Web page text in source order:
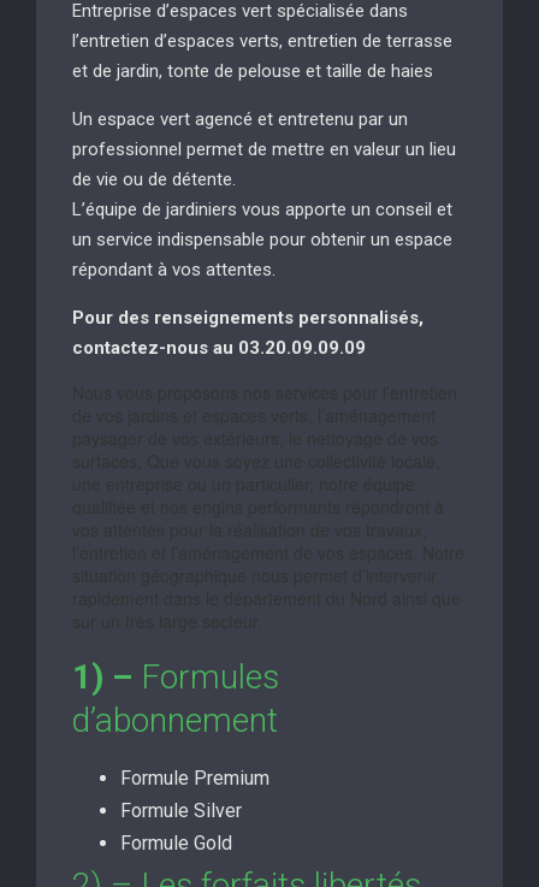
Entreprise d’espaces vert spécialisée dans
l’entretien d’espaces verts, entretien de terrasse
et de jardin, tonte de pelouse et taille de haies
Un espace vert agencé et entretenu par un
professionnel permet de mettre en valeur un lieu
de vie ou de détente.
L’équipe de jardiniers vous apporte un conseil et
un service indispensable pour obtenir un espace
répondant à vos attentes.
Pour des renseignements personnalisés,
contactez-nous au 03.20.09.09.09
1) – Formules
d’abonnement
Formule Premium
Formule Silver
Formule Gold